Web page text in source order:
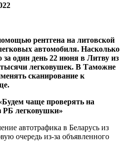
рентгена на литовской
автомобиля. Насколько
за один день 22 июня в Литву из
тысячи легковушек. В Таможне
сканирование к
автотрафика в Беларусь из
очередь из-за объявленного